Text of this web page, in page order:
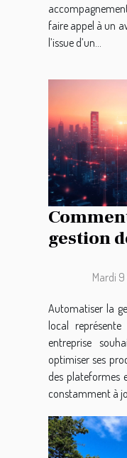
faire appel à un
l’issue d’un...
gestion
Mardi
Automatiser la
local
entreprise
optimiser ses
des plateformes
constamment à